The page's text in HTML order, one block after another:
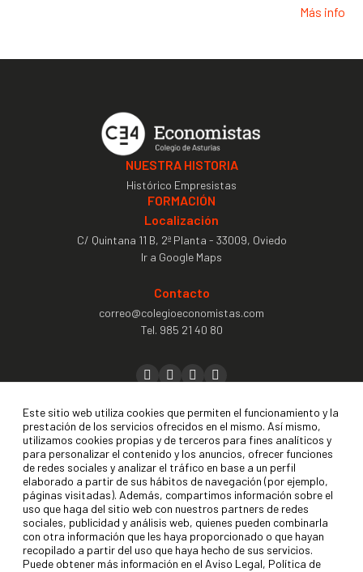
Más info
NUESTRA HISTORIA
Histórico Empresistas
FORMACIÓN
Localización
C/ Quintana 11 B, 2ª Planta - 33009, Oviedo
Ir a Google Maps
Contacto
correo@colegioeconomistas.com
Tel. 985 21 40 80
Colegiación
Contactar
Buzón de sugerencias
Este sitio web utiliza cookies que permiten el funcionamiento y la
prestación de los servicios ofrecidos en el mismo. Así mismo,
utilizamos cookies propias y de terceros para fines analíticos y
para personalizar el contenido y los anuncios, ofrecer funciones
de redes sociales y analizar el tráfico en base a un perfil
elaborado a partir de sus hábitos de navegación (por ejemplo,
páginas visitadas). Además, compartimos información sobre el
uso que haga del sitio web con nuestros partners de redes
sociales, publicidad y análisis web, quienes pueden combinarla
con otra información que les haya proporcionado o que hayan
recopilado a partir del uso que haya hecho de sus servicios.
Puede obtener más información en el Aviso Legal, Política de